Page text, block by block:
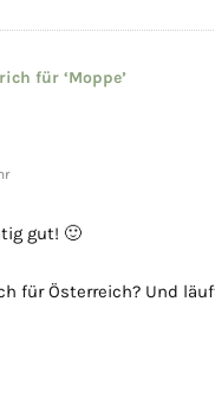
für ‘Moppe’
gut! 🙂
für Österreich? Und